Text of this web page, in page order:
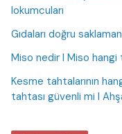
lokumcuları
Gıdaları doğru
Miso nedir I Miso hangi
Kesme tahtalarının
tahtası güvenli mi I